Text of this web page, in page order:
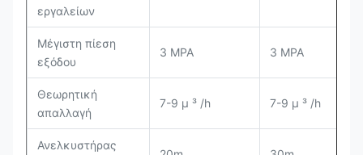
εργαλείων
Μέγιστη πίεση
εξόδου
3 MPA 3 MPA
Θεωρητική
απαλλαγή
7-9 μ ³ /h 7-9 μ ³ /h
Ανελκυστήρας